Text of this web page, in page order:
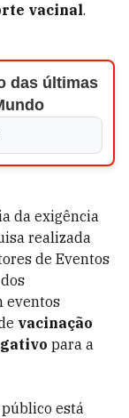
vacinal.
das últimas
da exigência
realizada
de Eventos
dos
eventos
vacinação
para a
está